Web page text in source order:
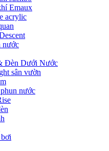
Emaux
acrylic
nước
Đèn Dưới Nước
sân vườn
nước